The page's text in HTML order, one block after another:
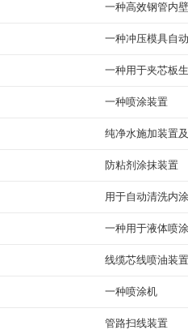
一种高效钢管内
一种冲压模具自
一种用于夹芯板
一种喷涂装置
纯净水施加装置
防粘剂涂抹装置
用于自动清洗内
一种用于液体喷
线缆芯线喷油装置
一种喷涂机
管路扫线装置